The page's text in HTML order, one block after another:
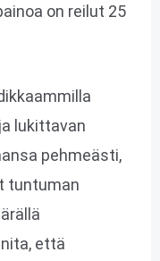
on reilut 25
lukittavan
pehmeästi,
tuntuman
että